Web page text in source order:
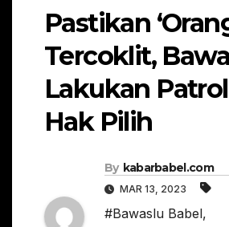
Pastikan
Tercoklit,
Lakukan
Hak Pilih
By kabarbabel.com
MAR 13, 2023
#Bawaslu Babel,